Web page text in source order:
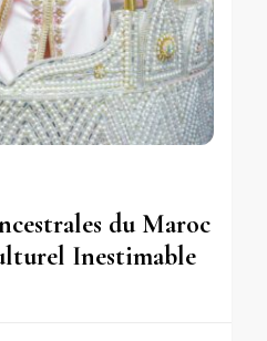
du Maroc
Inestimable